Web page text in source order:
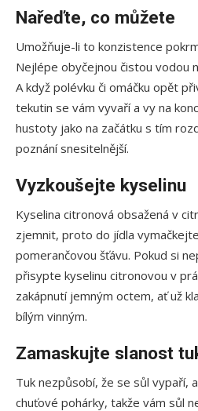
Nařeďte, co můžete
Umožňuje-li to konzistence
Nejlépe obyčejnou čistou vodou
A když polévku či omáčku opět
tekutin se vám vyvaří a vy na
hustoty jako na začátku s tím
poznání snesitelnější.
Vyzkoušejte kyselinu
Kyselina citronová obsažená v
zjemnit, proto do jídla
pomerančovou šťávu. Pokud si
přisypte kyselinu citronovou v
zakápnutí jemným octem, ať už
bílým vinným.
Zamaskujte slanost
Tuk nezpůsobí, že se sůl vypaří,
chuťové pohárky, takže vám sůl